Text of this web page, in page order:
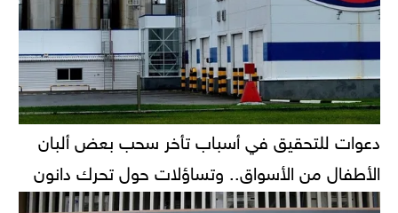
دعوات للتحقيق في أسباب تأخر سحب بعض ألبان
الأطفال من الأسواق.. وتساؤلات حول تحرك دانون